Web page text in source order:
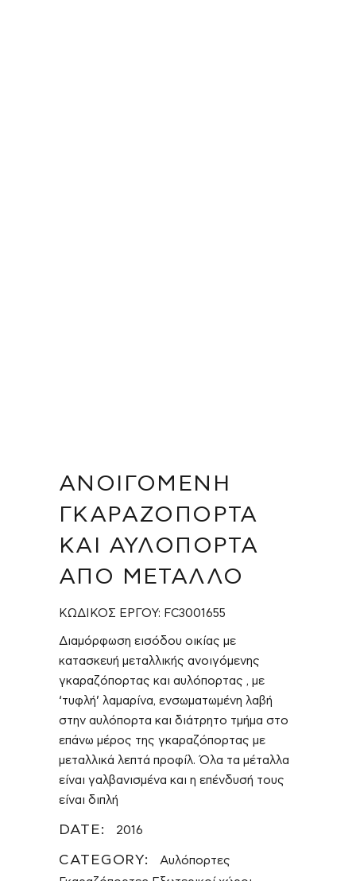
ΑΝΟΙΓΌΜΕΝΗ
ΓΚΑΡΑΖΌΠΟΡΤΑ
ΚΑΙ ΑΥΛΌΠΟΡΤΑ
ΑΠΌ ΜΈΤΑΛΛΟ
ΚΩΔΙΚΟΣ ΕΡΓΟΥ: FC3001655
Διαμόρφωση εισόδου οικίας με
κατασκευή μεταλλικής ανοιγόμενης
γκαραζόπορτας και αυλόπορτας , με
‘τυφλή’ λαμαρίνα, ενσωματωμένη λαβή
στην αυλόπορτα και διάτρητο τμήμα στο
επάνω μέρος της γκαραζόπορτας με
μεταλλικά λεπτά προφίλ. Όλα τα μέταλλα
είναι γαλβανισμένα και η επένδυσή τους
είναι διπλή
DATE: 2016
CATEGORY:
Αυλόπορτες